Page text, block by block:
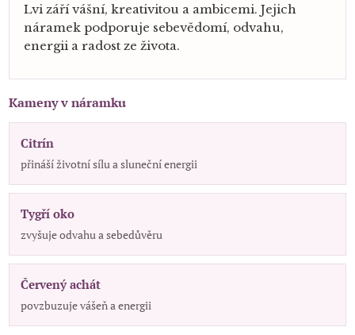
Lvi září vášní, kreativitou a ambicemi. Jejich
náramek podporuje sebevědomí, odvahu,
energii a radost ze života.
Kameny v náramku
Citrín
přináší životní sílu a sluneční energii
Tygří oko
zvyšuje odvahu a sebedůvěru
Červený achát
povzbuzuje vášeň a energii